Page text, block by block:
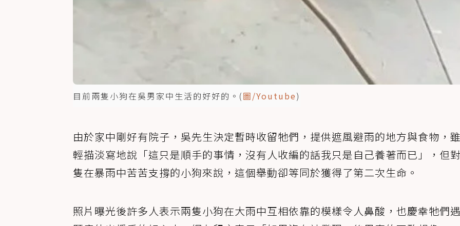
目前兩隻小狗在吳男家中生活的好好的。(圖/Youtube)
由於家中剛好有院子，吳先生決定暫時收留牠們，提供遮風避雨的地方與食物，
輕描淡寫地說「這只是順手的事情，沒有人收編的話我只是自己養著而已」，但
隻在暴雨中苦苦支撐的小狗來說，這個舉動卻等同於獲得了第二次生命。
照片曝光後許多人表示兩隻小狗在大雨中互相依靠的模樣令人鼻酸，也慶幸牠們